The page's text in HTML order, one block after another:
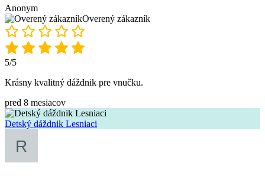
Anonym
Overený zákazník
5/5
Krásny kvalitný dáždnik pre vnučku.
pred 8 mesiacov
Detský dáždnik Lesniaci